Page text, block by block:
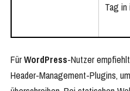
Tag in
FürWordPress-Nutzer
Header-Management-Plugins,